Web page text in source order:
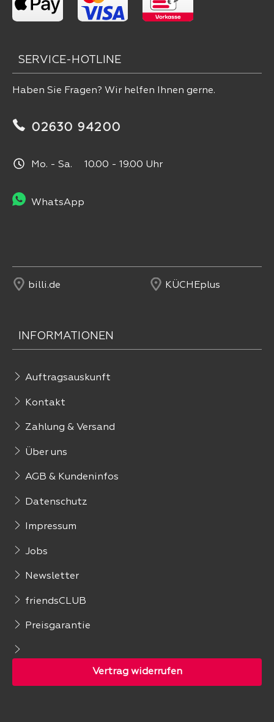
SERVICE-HOTLINE
Haben Sie Fragen? Wir helfen Ihnen gerne.
02630 94200
Mo. - Sa. 10.00 - 19.00 Uhr
WhatsApp
billi.de KÜCHEplus
INFORMATIONEN
Auftragsauskunft
Kontakt
Zahlung & Versand
Über uns
AGB & Kundeninfos
Datenschutz
Impressum
Jobs
Newsletter
friendsCLUB
Preisgarantie